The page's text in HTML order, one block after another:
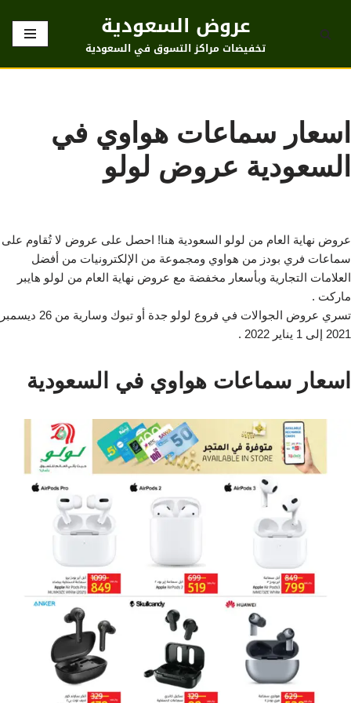
تخطى
عروض السعودية
تخفيضات مراكز التسوق في السعودية
اسعار سماعات هواوي في
السعودية عروض لولو
عروض نهاية العام من لولو السعودية هنا! احصل على عروض لا تُقاوم على
سماعات فري بودز من هواوي ومجموعة من الإلكترونيات من أفضل
العلامات التجارية وبأسعار مخفضة مع عروض نهاية العام من لولو هايبر
ماركت .
تسري عروض الجوالات في فروع لولو جدة أو تبوك وسارية من 26 ديسمبر
2021 إلى 1 يناير 2022 .
اسعار سماعات هواوي في السعودية